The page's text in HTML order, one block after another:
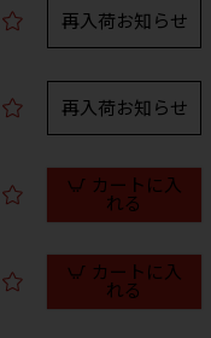
再入荷お知らせ
再入荷お知らせ
カートに入
れる
カートに入
れる